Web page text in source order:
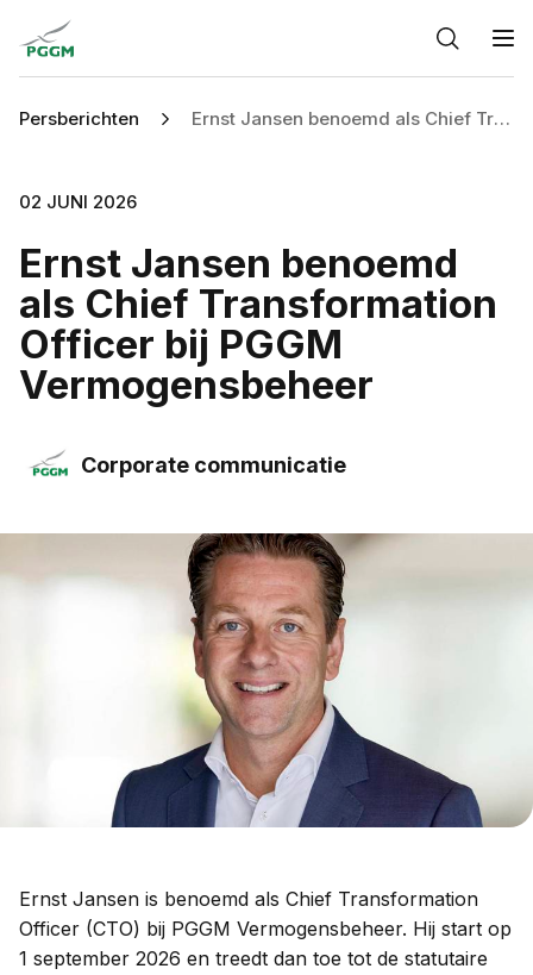
Home
Persberichten Ernst Jansen benoemd als Chief Transformation Officer bij PGGM Vermogensbeheer
02 JUNI 2026
Ernst Jansen benoemd
als Chief Transformation
Officer bij PGGM
Vermogensbeheer
Corporate communicatie
Ernst Jansen is benoemd als Chief Transformation
Officer (CTO) bij PGGM Vermogensbeheer. Hij start op
1 september 2026 en treedt dan toe tot de statutaire